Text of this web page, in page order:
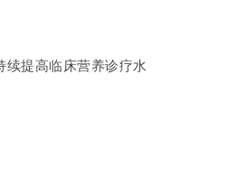
提高临床营养诊疗水